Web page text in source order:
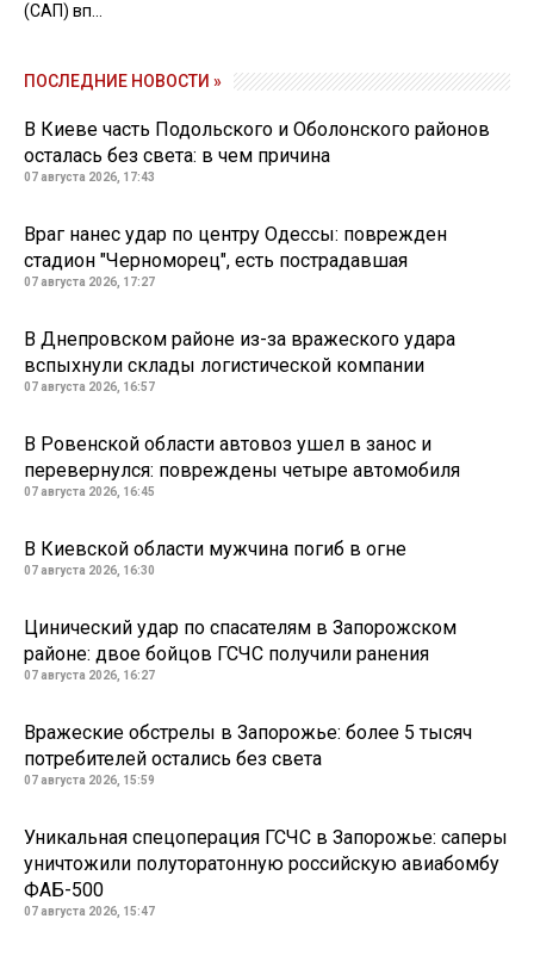
(САП) вп...
ПОСЛЕДНИЕ НОВОСТИ »
В Киеве часть Подольского и Оболонского районов
осталась без света: в чем причина
07 августа 2026, 17:43
Враг нанес удар по центру Одессы: поврежден
стадион "Черноморец", есть пострадавшая
07 августа 2026, 17:27
В Днепровском районе из-за вражеского удара
вспыхнули склады логистической компании
07 августа 2026, 16:57
В Ровенской области автовоз ушел в занос и
перевернулся: повреждены четыре автомобиля
07 августа 2026, 16:45
В Киевской области мужчина погиб в огне
07 августа 2026, 16:30
Цинический удар по спасателям в Запорожском
районе: двое бойцов ГСЧС получили ранения
07 августа 2026, 16:27
Вражеские обстрелы в Запорожье: более 5 тысяч
потребителей остались без света
07 августа 2026, 15:59
Уникальная спецоперация ГСЧС в Запорожье: саперы
уничтожили полуторатонную российскую авиабомбу
ФАБ-500
07 августа 2026, 15:47